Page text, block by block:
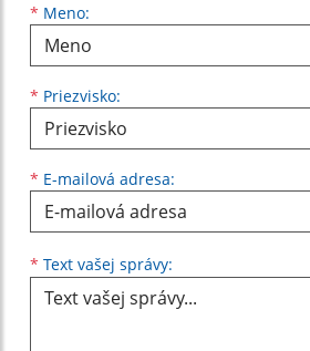
* Meno:
Meno
* Priezvisko:
Priezvisko
* E-mailová adresa:
E-mailová adresa
* Text vašej správy: